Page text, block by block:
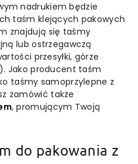
nadrukiem będzie
taśm klejących pakowych
znajdują się taśmy
lub ostrzegawczą
przesyłki, górze
Jako producent taśm
taśmy samoprzylepne z
zamówić także
, promującym Twoją
do pakowania z